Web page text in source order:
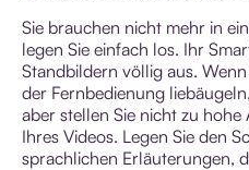
Sie brauchen nicht mehr in
legen Sie einfach los. Ihr
Standbildern völlig aus.
der Fernbedienung
aber stellen Sie nicht zu
Ihres Videos. Legen Sie den
sprachlichen Erläuterungen,